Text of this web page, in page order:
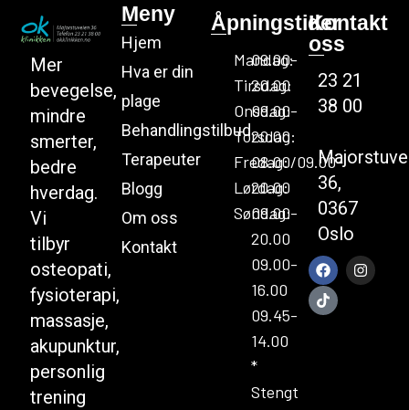
Mer
bevegelse,
mindre
smerter,
bedre
hverdag.
Vi
tilbyr
osteopati,
fysioterapi,
massasje,
akupunktur,
personlig
trening
Meny
Hjem
Hva er din
plage
Behandlingstilbud
Terapeuter
Blogg
Om oss
Kontakt
Åpningstider
Mandag:
Tirsdag:
Onsdag:
Torsdag:
Fredag:
Lørdag:
Søndag:
09.00-
20.00
09.00-
20.00
08.00/09.00-
20.00
09.00-
20.00
09.00-
16.00
09.45-
14.00
*
Stengt
Kontakt
oss
23 21
38 00
36,
0367
Oslo